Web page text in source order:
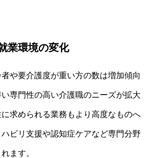
業環境の変化
や要介護度が重い方の数は増加傾向
専門性の高い介護職のニーズが拡大
求められる業務もより高度なものへ
ビリ支援や認知症ケアなど専門分野
ます。